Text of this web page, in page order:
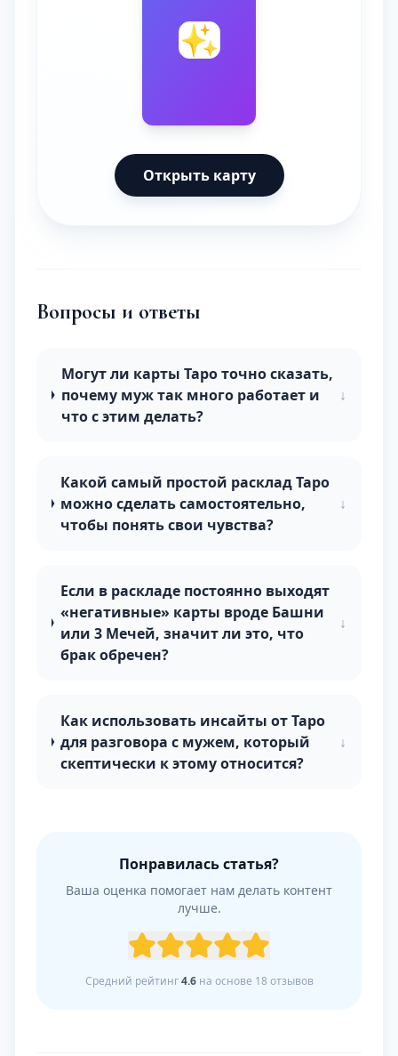
🔮
✨
Открыть карту
Вопросы и ответы
Могут ли карты Таро точно сказать,
почему муж так много работает и
что с этим делать?
↓
Какой самый простой расклад Таро
можно сделать самостоятельно,
чтобы понять свои чувства?
↓
Если в раскладе постоянно выходят
«негативные» карты вроде Башни
или 3 Мечей, значит ли это, что
брак обречен?
↓
Как использовать инсайты от Таро
для разговора с мужем, который
скептически к этому относится?
↓
Понравилась статья?
Ваша оценка помогает нам делать контент
лучше.
Средний рейтинг4.6на основе 18 отзывов